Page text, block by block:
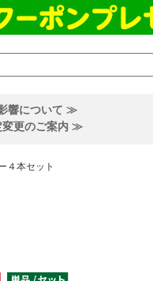
響について ≫
変更のご案内 ≫
４本セット